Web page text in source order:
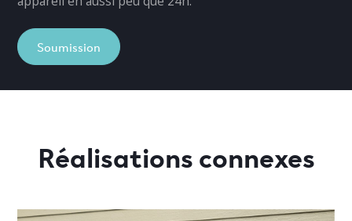
Soumission
Réalisations connexes